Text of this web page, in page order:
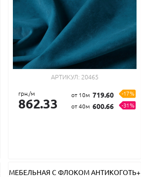
АРТИКУЛ: 20465
грн./м
862.33
от 10м 719.60
-17%
от 40м 600.66 -31%
МЕБЕЛЬНАЯ С ФЛОКОМ АНТИКОГОТЬ+